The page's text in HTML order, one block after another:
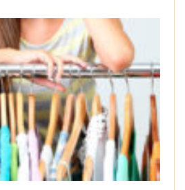
un aumento de
verano: el calor
en parques,